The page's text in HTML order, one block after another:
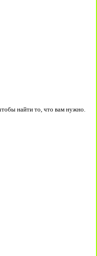
найти то, что вам нужно.